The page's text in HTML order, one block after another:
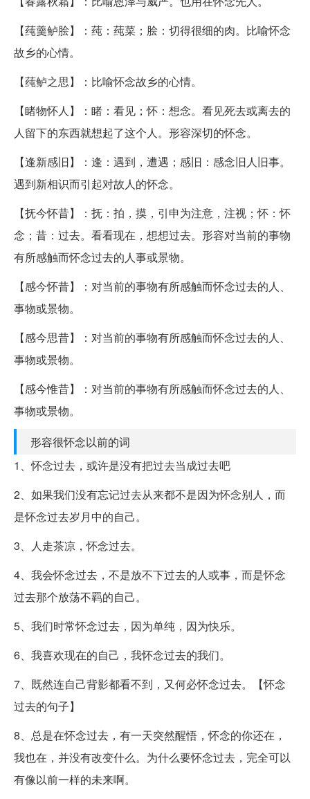
【莼羹鲈脍】：莼：莼菜；脍：切得很细的肉。比喻怀念
故乡的心情。
【莼鲈之思】：比喻怀念故乡的心情。
【睹物怀人】：睹：看见；怀：想念。看见死去或离去的
人留下的东西就想起了这个人。形容深切的怀念。
【逢新感旧】：逢：遇到，遭遇；感旧：感念旧人旧事。
遇到新相识而引起对故人的怀念。
【抚今怀昔】：抚：拍，摸，引申为注意，注视；怀：怀
念；昔：过去。看看现在，想想过去。形容对当前的事物
有所感触而怀念过去的人事或景物。
【感今怀昔】：对当前的事物有所感触而怀念过去的人、
事物或景物。
【感今思昔】：对当前的事物有所感触而怀念过去的人、
事物或景物。
【感今惟昔】：对当前的事物有所感触而怀念过去的人、
事物或景物。
形容很怀念以前的词
1、怀念过去，或许是没有把过去当成过去吧
2、如果我们没有忘记过去从来都不是因为怀念别人，而
是怀念过去岁月中的自己。
3、人走茶凉，怀念过去。
4、我会怀念过去，不是放不下过去的人或事，而是怀念
过去那个放荡不羁的自己。
5、我们时常怀念过去，因为单纯，因为快乐。
6、我喜欢现在的自己，我怀念过去的我们。
7、既然连自己背影都看不到，又何必怀念过去。【怀念
过去的句子】
8、总是在怀念过去，有一天突然醒悟，怀念的你还在，
我也在，并没有改变什么。为什么要怀念过去，完全可以
有像以前一样的未来啊。